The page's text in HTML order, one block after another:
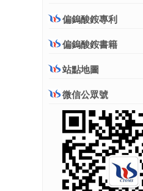
偏鎢酸銨專利
偏鎢酸銨書籍
站點地圖
微信公眾號